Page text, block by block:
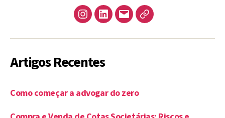
a
v
:
Instagram
LinkedInemailJusBrasil
Artigos Recentes
Como começar a advogar do zero